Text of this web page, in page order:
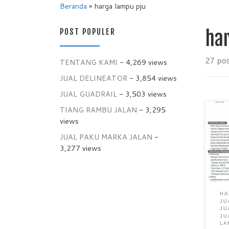
Beranda » harga lampu pju
27
POST POPULER
TENTANG KAMI - 4,269 views
JUAL DELINEATOR - 3,854 views
JUAL GUADRAIL - 3,503 views
TIANG RAMBU JALAN - 3,295
views
JUAL PAKU MARKA JALAN -
3,277 views